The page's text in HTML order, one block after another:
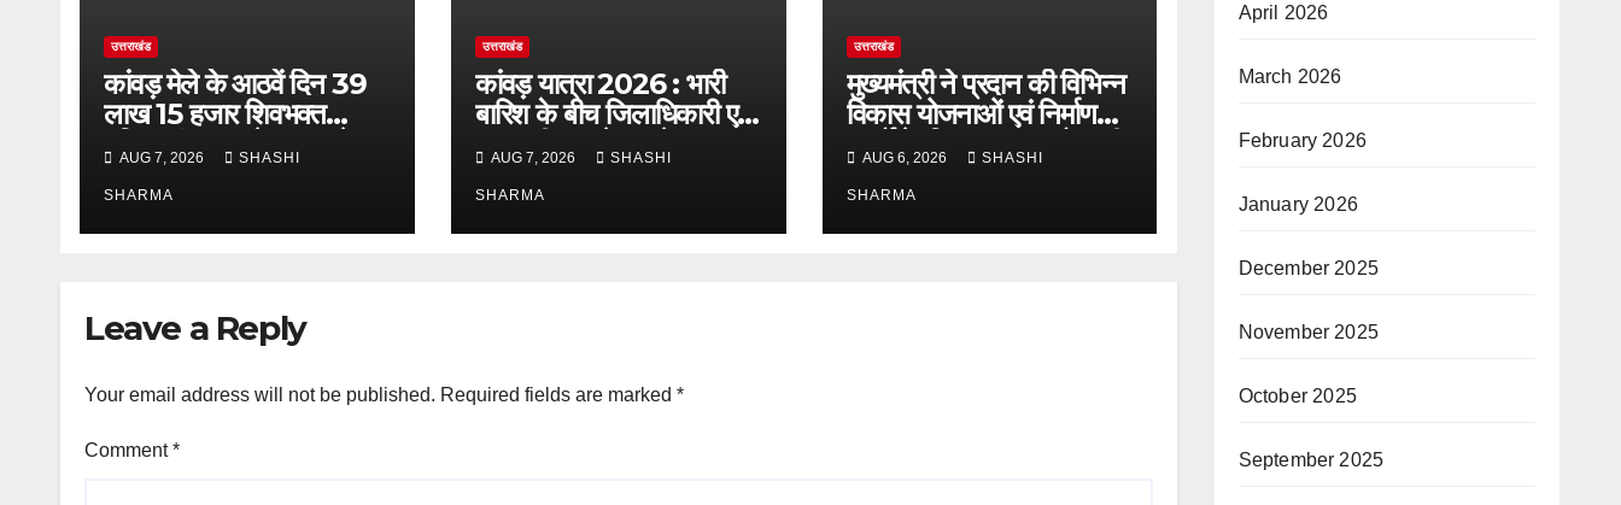
उत्तराखंड
कांवड़ मेले के आठवें दिन 39
लाख 15 हजार शिवभक्त
पवित्र गंगाजल लेकर अपने
गंतव्य की ओर हुए रवाना
AUG 7, 2026 SHASHI
SHARMA
उत्तराखंड
कांवड़ यात्रा 2026 : भारी
बारिश के बीच जिलाधिकारी एवं
एसएसपी द्वारा देहात क्षेत्र का
भ्रमण, सुरक्षा व्यवस्थाओं का
लिया जायजा
AUG 7, 2026 SHASHI
SHARMA
उत्तराखंड
मुख्यमंत्री ने प्रदान की विभिन्न
विकास योजनाओं एवं निर्माण
कार्यों के लिए ₹1967 करोड़ की
वित्तीय स्वीकृति
AUG 6, 2026 SHASHI
SHARMA
Leave a Reply
Your email address will not be published. Required fields are marked *
Comment*
April 2026
March 2026
February 2026
January 2026
December 2025
November 2025
October 2025
September 2025